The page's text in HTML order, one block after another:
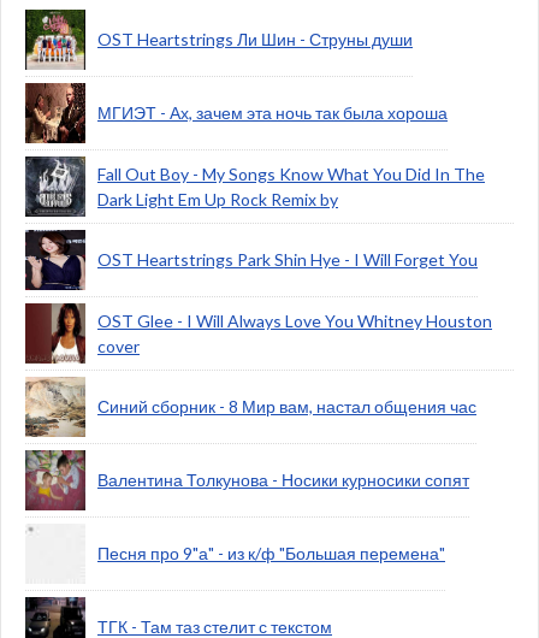
OST Heartstrings Ли Шин - Струны души
МГИЭТ - Ах, зачем эта ночь так была хороша
Fall Out Boy - My Songs Know What You Did In The
Dark Light Em Up Rock Remix by
OST Heartstrings Park Shin Hye - I Will Forget You
OST Glee - I Will Always Love You Whitney Houston
cover
Синий сборник - 8 Мир вам, настал общения час
Валентина Толкунова - Носики курносики сопят
Песня про 9"а" - из к/ф "Большая перемена"
ТГК - Там таз стелит с текстом